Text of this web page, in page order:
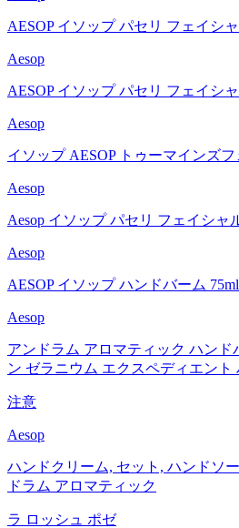
AESOP イソップ パセリ フェイシ
Aesop
AESOP イソップ パセリ フェイシ
Aesop
イソップ AESOP トゥーマインズ
Aesop
Aesop イソップ パセリ フェイシャ
Aesop
AESOP イソップ ハンドバーム 75ml
Aesop
アンドラム アロマティック ハンド
ン ゼラニウム エクスペディエント
注意
Aesop
ハンドクリーム, セット, ハンドソ
ドラム アロマティック
ラ ロッシュ ポゼ